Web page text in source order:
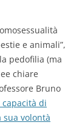
e animali”,
pedofilia (ma
chiare
Bruno
di
volontà